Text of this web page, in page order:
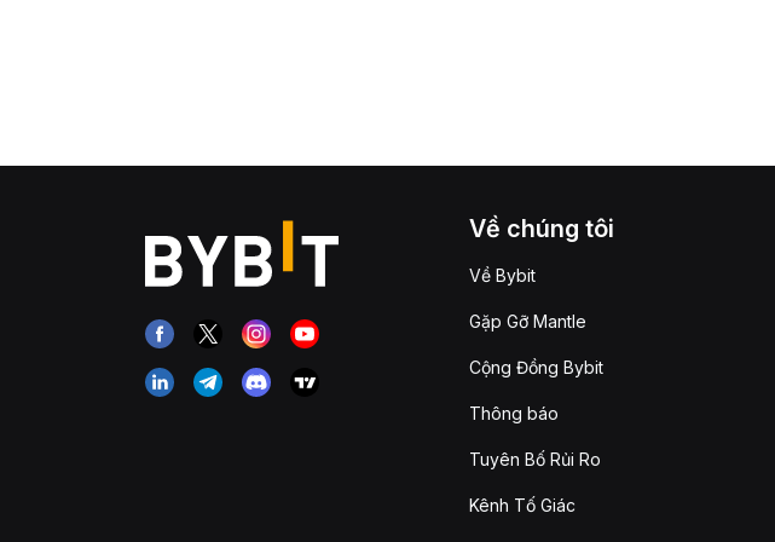
Về chúng tôi
Về Bybit
Gặp Gỡ Mantle
Cộng Đồng Bybit
Thông báo
Tuyên Bố Rủi Ro
Kênh Tố Giác